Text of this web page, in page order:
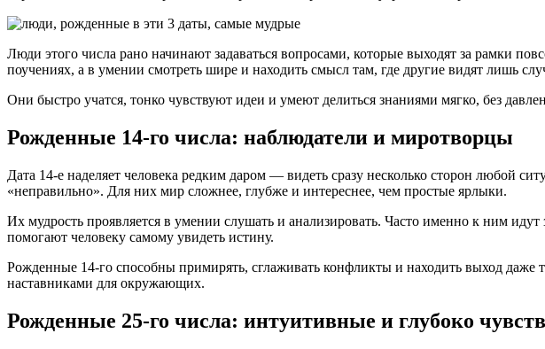
Люди этого числа рано начинают задаваться вопросами, которые выходят за рамки
поучениях, а в умении смотреть шире и находить смысл там, где другие видят лишь
Они быстро учатся, тонко чувствуют идеи и умеют делиться знаниями мягко, без
Рожденные 14-го числа: наблюдатели и миротворцы
Дата 14-е наделяет человека редким даром — видеть сразу несколько сторон любой
«неправильно». Для них мир сложнее, глубже и интереснее, чем простые ярлыки.
Их мудрость проявляется в умении слушать и анализировать. Часто именно к ним
помогают человеку самому увидеть истину.
Рожденные 14-го способны примирять, сглаживать конфликты и находить выход даже
наставниками для окружающих.
Рожденные 25-го числа: интуитивные и глубоко